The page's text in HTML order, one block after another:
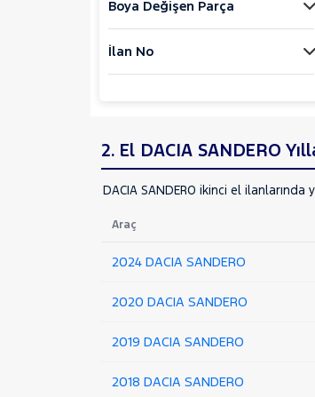
MITSUBISHI
PEUGEOT
SEAT
SKODA
SUBARU
Boya Değişen Parça
İlan No
2. El DACIA SANDERO
DACIA SANDERO ikinci el ilanlarında
Araç
2024 DACIA SANDERO
2020 DACIA SANDERO
2019 DACIA SANDERO
2018 DACIA SANDERO